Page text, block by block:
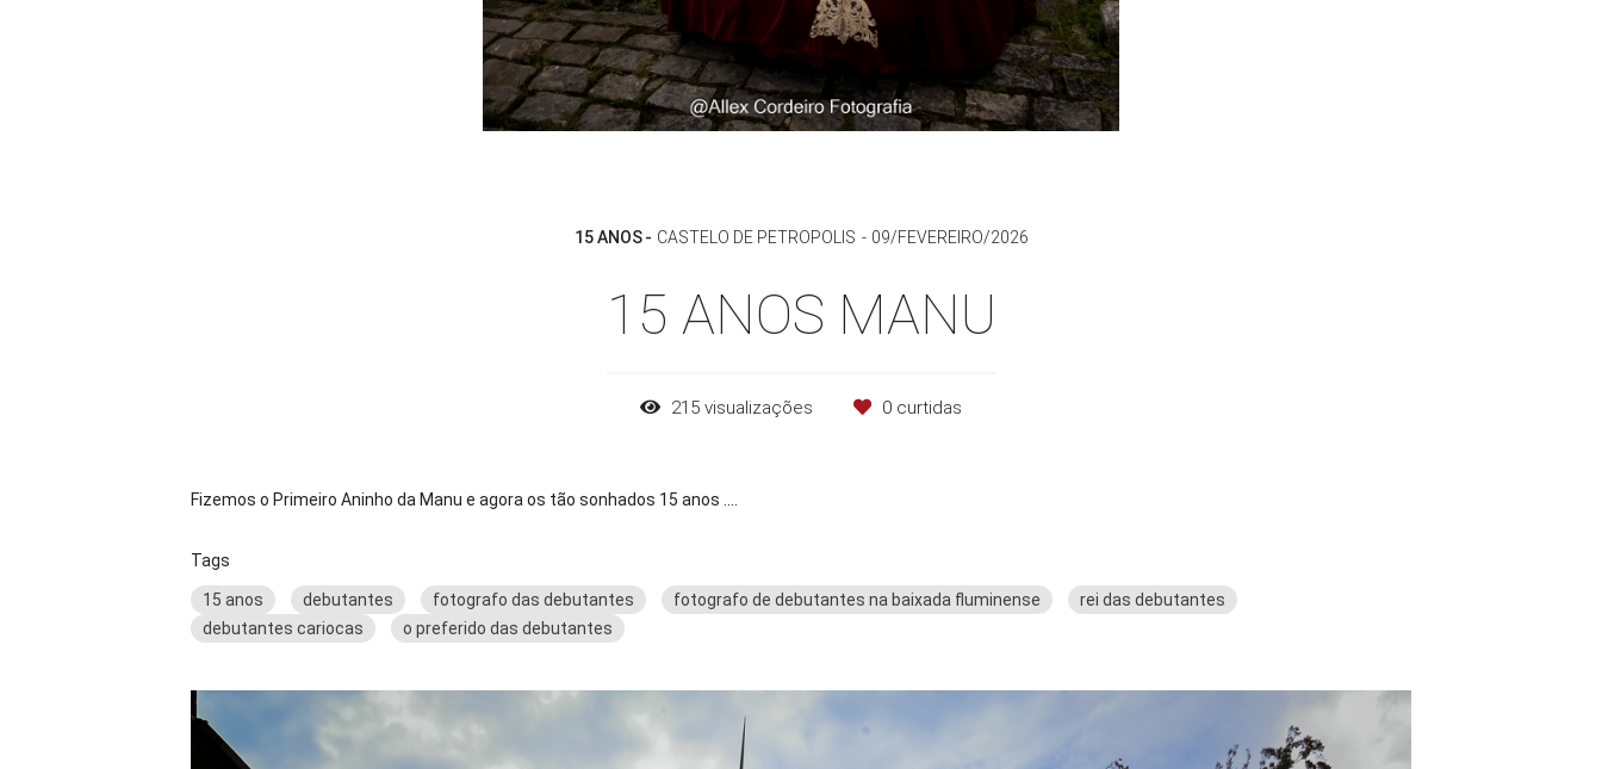
15 ANOS CASTELO DE PETROPOLIS 09/FEVEREIRO/2026
15 ANOS MANU
215 visualizações 0 curtidas
Fizemos o Primeiro Aninho da Manu e agora os tão sonhados 15 anos ....
Tags
15 anos debutantes fotografo das debutantes fotografo de debutantes na baixada fluminense
rei das debutantes
debutantes cariocas
o preferido das debutantes